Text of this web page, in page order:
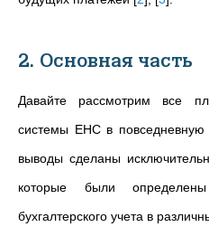
2. Основная часть
Давайте рассмотрим все
системы ЕНС в повседневную
выводы сделаны
которые были
бухгалтерского учета в